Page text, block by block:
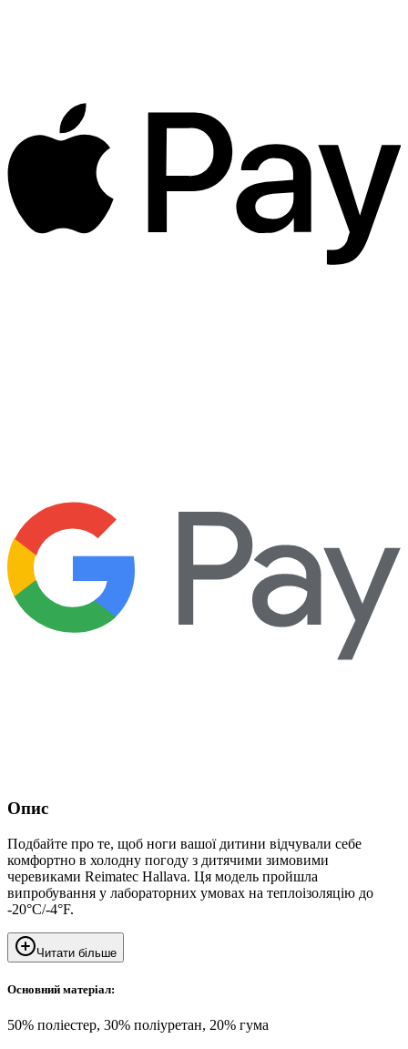
Опис
Подбайте про те, щоб ноги вашої дитини відчували себе
комфортно в холодну погоду з дитячими зимовими
черевиками Reimatec Hallava. Ця модель пройшла
випробування у лабораторних умовах на теплоізоляцію до
-20°C/-4°F.
Читати більше
Основний матеріал:
50% поліестер, 30% поліуретан, 20% гума